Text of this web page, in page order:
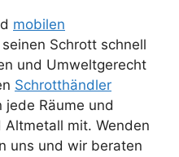
mobilen
Schrott schnell
und Umweltgerecht
Schrotthändler
jede Räume und
mit. Wenden
uns und wir beraten